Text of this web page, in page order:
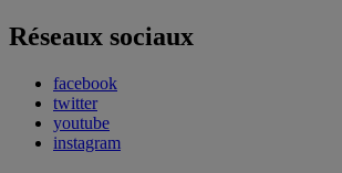
Réseaux sociaux
facebook
twitter
youtube
instagram